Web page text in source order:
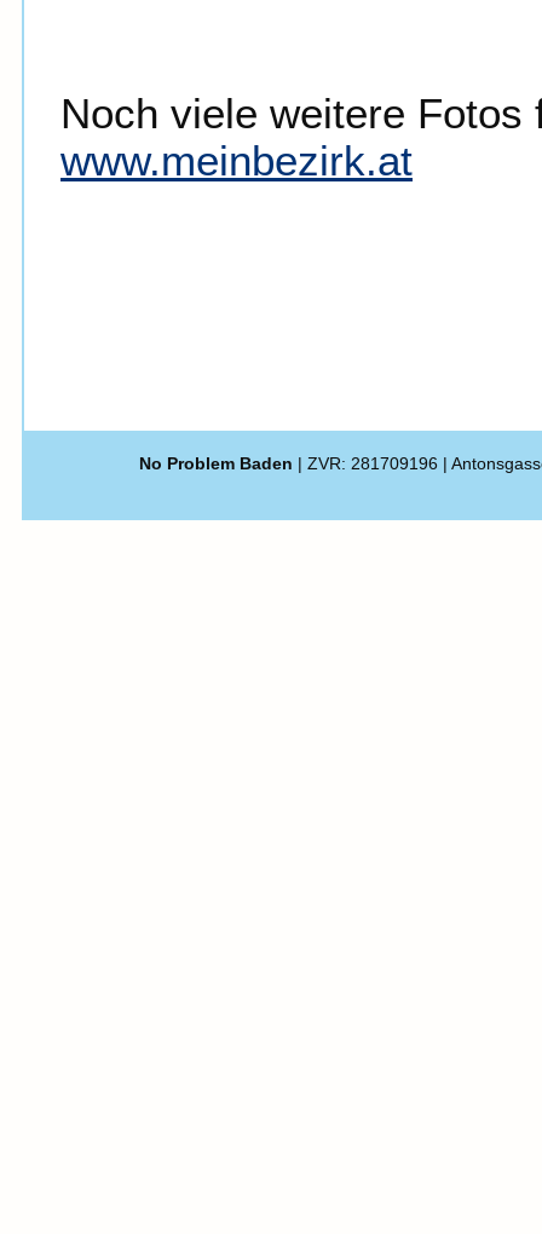
Noch viele weitere
www.meinbezirk.at
No Problem Baden | ZVR: 281709196 |